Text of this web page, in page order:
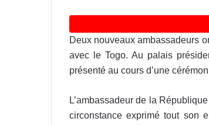
Deux nouveaux ambassadeurs
avec le Togo. Au palais
présenté au cours d’une
L’ambassadeur de la
circonstance exprimé tout son